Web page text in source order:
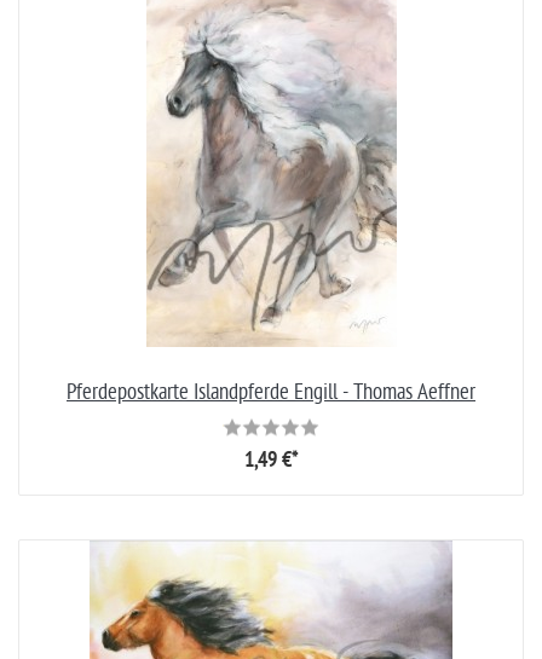
Pferdepostkarte Islandpferde Engill - Thomas Aeffner
1,49 €*